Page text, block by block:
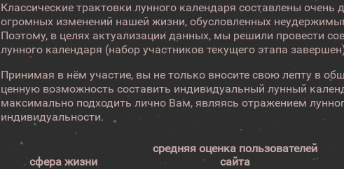
Классические трактовки лунного календаря составлены очень
огромных изменений нашей жизни, обусловленных
Поэтому, в целях актуализации данных, мы решили провести
лунного календаря (набор участников текущего этапа
Принимая в нём участие, вы не только вносите свою лепту в
ценную возможность составить индивидуальный лунный
максимально подходить лично Вам, являясь отражением
индивидуальности.
сфера жизни
средняя оценка пользователей
сайта